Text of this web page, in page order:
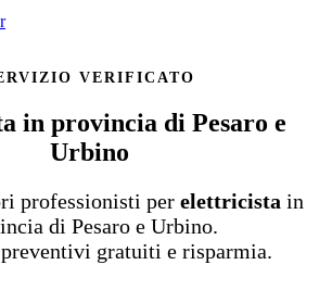
VERIFICATO
in provincia di Pesaro e
Urbino
professionisti per elettricista in
di Pesaro e Urbino.
gratuiti e risparmia.